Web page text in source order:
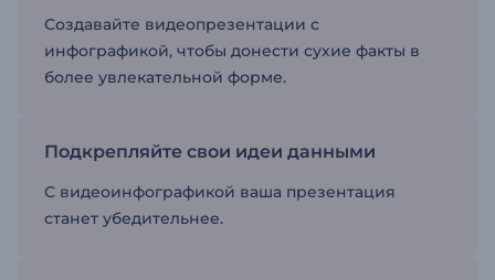
Создавайте видеопрезентации с
инфографикой, чтобы донести сухие факты в
более увлекательной форме.
Подкрепляйте свои идеи данными
С видеоинфографикой ваша презентация
станет убедительнее.